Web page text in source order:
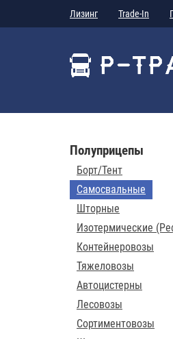
Лизинг Trade-In
Полуприцепы
Борт/Тент
Самосвальные
Шторные
Изотермические
Контейнеровозы
Тяжеловозы
Автоцистерны
Лесовозы
Сортиментовозы